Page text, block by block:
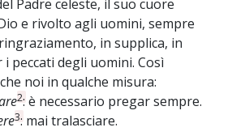
Padre celeste, il suo cuore
e rivolto agli uomini, sempre
in supplica, in
peccati degli uomini. Così
noi in qualche misura:
2: è necessario pregar sempre.
3: mai tralasciare.